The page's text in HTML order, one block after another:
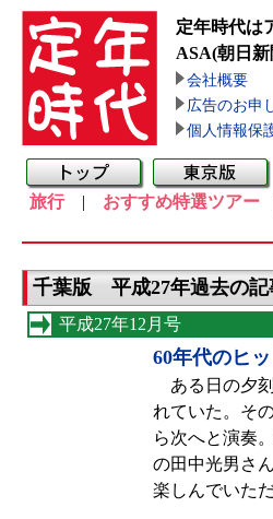
定年時代は
ASA(朝日
会社概要
広告のお申
個人情報保
旅行| おすすめ特選ツアー
千葉版 平成27年過去の記
平成27年12月号
60年代のヒ
ある日の夕刻
れていた。そ
ら次へと演奏
の田中光男さ
楽しんでいた